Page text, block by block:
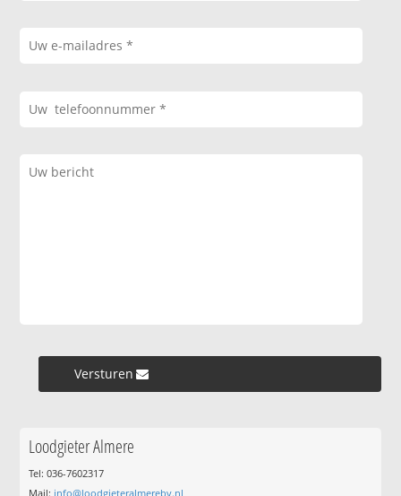
Versturen »
Loodgieter Almere
Tel: 036-7602317
Mail: info@loodgieteralmerebv.nl